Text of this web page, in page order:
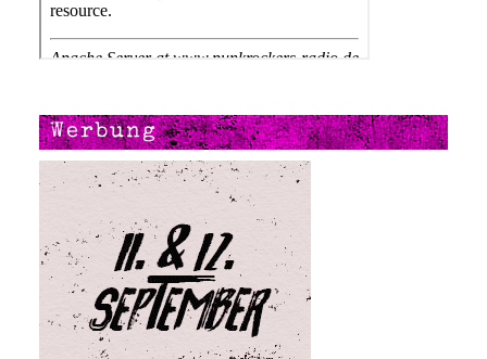
Werbung